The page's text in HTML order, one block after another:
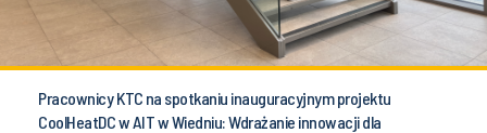
Pracownicy KTC na spotkaniu inauguracyjnym projektu
CoolHeatDC w AIT w Wiedniu: Wdrażanie innowacji dla